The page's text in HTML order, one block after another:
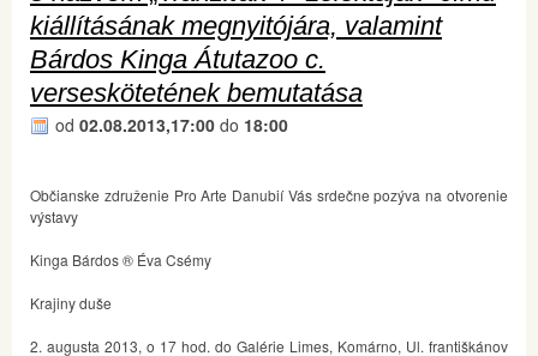
kiállításának megnyitójára, valamint
Bárdos Kinga Átutazoo c.
verseskötetének bemutatása
od 02.08.2013,17:00 do 18:00
Občianske združenie Pro Arte Danubií Vás srdečne pozýva na otvorenie
výstavy
Kinga Bárdos ® Éva Csémy
Krajiny duše
2. augusta 2013, o 17 hod. do Galérie Limes, Komárno, Ul. františkánov